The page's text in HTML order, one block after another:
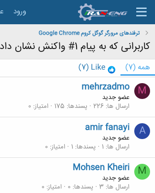
ورود
ترفندهای مرورگر گوگل كروم Google Chrome
کاربرانی که به پیام 1# واکنش نشان داده اند
همه (7)
Like
(7)
M
mehrzadmo
عضو جدید
ارسال ها 226 پسندها 175 امتیاز 0
A
amir fanayi
عضو جدید
ارسال ها 1 پسندها 1 امتیاز 0
M
Mohsen Kheiri
عضو جدید
ارسال ها 3 پسندها 0 امتیاز 0